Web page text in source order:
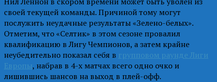
своей текущей команды. Причиной тому могут
послужить неудачные результаты «Зелено-белых».
Отметим, что «Селтик» в этом сезоне провалил
квалификацию в Лигу Чемпионов, а затем крайне
неубедительно показал себя в групповом раунде Лиги
Европы, набрав в 4-х матчах всего одно очко и
лишившись шансов на выход в плей-офф.